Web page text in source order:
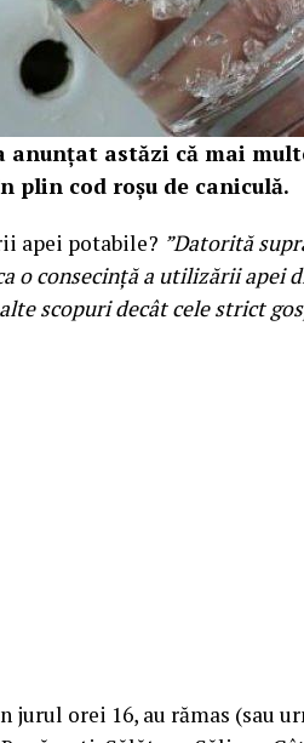
anunțat astăzi că mai
plin cod roșu de caniculă.
apei potabile? ”Datorită
o consecință a utilizării apei
scopuri decât cele strict
jurul orei 16, au rămas (sau